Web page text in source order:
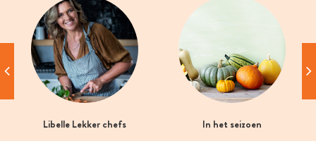
Libelle Lekker chefs In het seizoen